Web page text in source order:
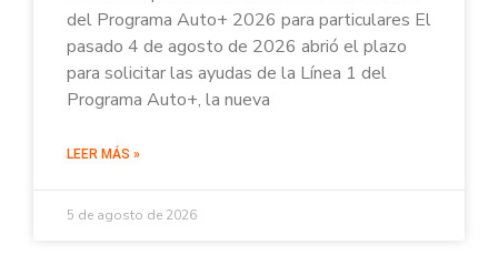
del Programa Auto+ 2026 para particulares El
pasado 4 de agosto de 2026 abrió el plazo
para solicitar las ayudas de la Línea 1 del
Programa Auto+, la nueva
LEER MÁS »
5 de agosto de 2026